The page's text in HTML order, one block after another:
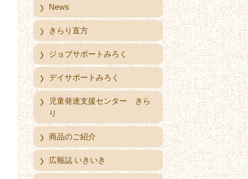
News
きらり直方
ジョブサポートみろく
デイサポートみろく
児童発達支援センター きら
り
商品のご紹介
広報誌 いきいき